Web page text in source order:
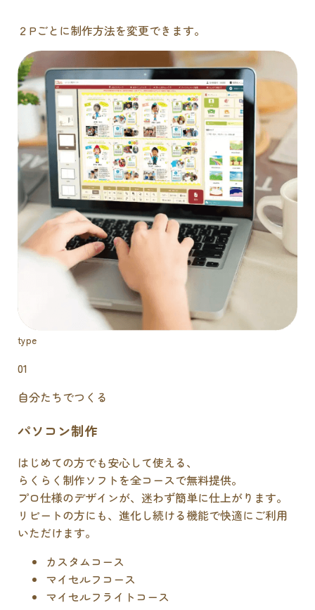
２Pごとに制作方法を変更できます。
type
01
自分たちでつくる
パソコン制作
はじめての方でも安心して使える、
らくらく制作ソフトを全コースで無料提供。
プロ仕様のデザインが、迷わず簡単に仕上がります。
リピートの方にも、進化し続ける機能で快適にご利用
いただけます。
カスタムコース
マイセルフコース
マイセルフライトコース